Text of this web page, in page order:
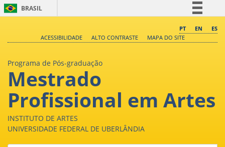
BRASIL
Comunica BR
Canais
PT EN
ES
ACESSIBILIDADE
ALTO CONTRASTE MAPA DO SITE
Programa de Pós-graduação
Mestrado
Profissional em Artes
INSTITUTO DE ARTES
UNIVERSIDADE FEDERAL DE UBERLÂNDIA